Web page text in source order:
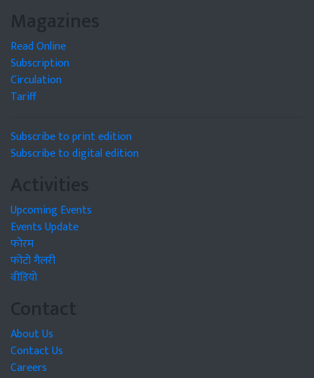
Magazines
Read Online
Subscription
Circulation
Tariff
Subscribe to print edition
Subscribe to digital edition
Activities
Upcoming Events
Events Update
फोरम
फोटो गैलरी
वीडियो
Contact
About Us
Contact Us
Careers